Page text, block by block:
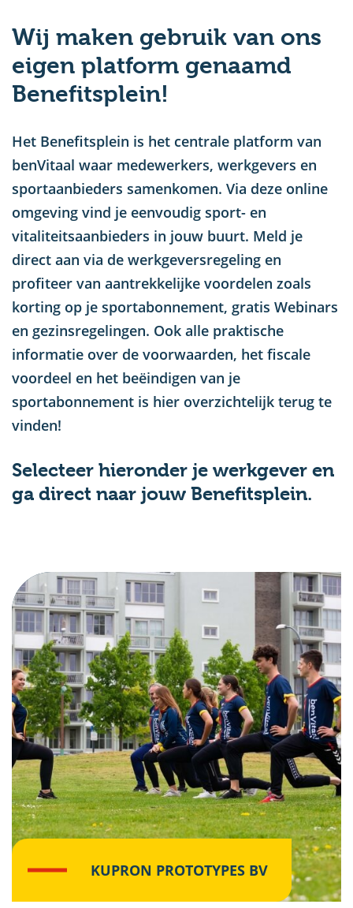
Wij maken gebruik van ons
eigen platform genaamd
Benefitsplein!
Het Benefitsplein is het centrale platform van
benVitaal waar medewerkers, werkgevers en
sportaanbieders samenkomen. Via deze online
omgeving vind je eenvoudig sport- en
vitaliteitsaanbieders in jouw buurt. Meld je
direct aan via de werkgeversregeling en
profiteer van aantrekkelijke voordelen zoals
korting op je sportabonnement, gratis Webinars
en gezinsregelingen. Ook alle praktische
informatie over de voorwaarden, het fiscale
voordeel en het beëindigen van je
sportabonnement is hier overzichtelijk terug te
vinden!
Selecteer hieronder je werkgever en
ga direct naar jouw Benefitsplein.
KUPRON PROTOTYPES BV